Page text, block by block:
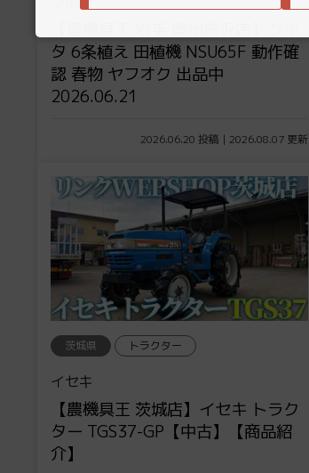
タ 6条植え 田植機 NSU65F 動作確
認 春物 ヤフオク 出品中
2026.06.21
2026.06.20 投稿 | 2026.08.07 更新
茨城県 トラクター
イセキ
【農機具王 茨城店】イセキ トラク
ター TGS37-GP【中古】【商品紹
介】